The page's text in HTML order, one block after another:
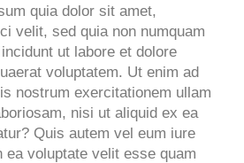
quia dolor sit amet,
velit, sed quia non numquam
ut labore et dolore
voluptatem. Ut enim ad
nostrum exercitationem ullam
nisi ut aliquid ex ea
Quis autem vel eum iure
ea voluptate velit esse quam